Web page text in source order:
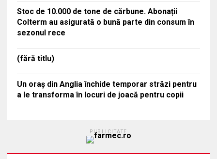
Stoc de 10.000 de tone de cărbune. Abonații
Colterm au asigurată o bună parte din consum în
sezonul rece
(fără titlu)
Un oraș din Anglia închide temporar străzi pentru
a le transforma în locuri de joacă pentru copii
PUBLICITATE